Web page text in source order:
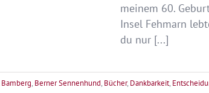
meinem 60.
Insel Fehmarn
du nur [...]
Bamberg, Berner Sennenhund, Bücher, Dankbarkeit,